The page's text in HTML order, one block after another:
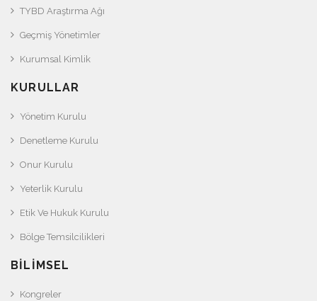
TYBD Araştırma Ağı
Geçmiş Yönetimler
Kurumsal Kimlik
KURULLAR
Yönetim Kurulu
Denetleme Kurulu
Onur Kurulu
Yeterlik Kurulu
Etik Ve Hukuk Kurulu
Bölge Temsilcilikleri
BILIMSEL
Kongreler